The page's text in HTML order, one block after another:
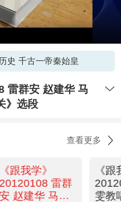
史 千古一帝秦始皇
雷群安 赵建华 马
》选段
查看更多
《跟我学》
20120108 雷群
安 赵建华 马勇
《
雯教